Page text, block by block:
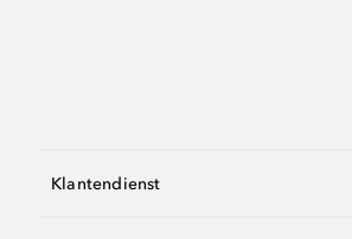
Klantendienst